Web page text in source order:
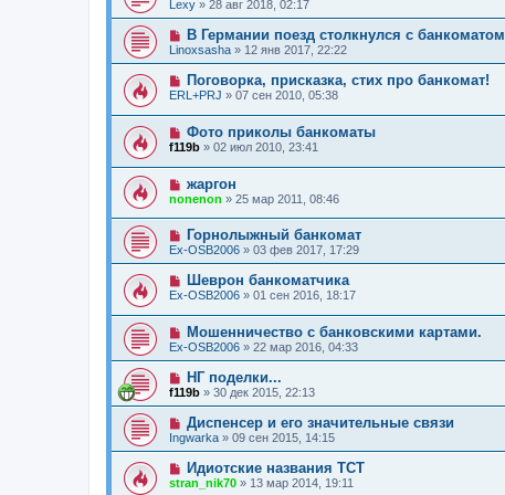
Lexy » 28 авг 2018, 02:17
В Германии поезд столкнулся с банкоматом
Linoxsasha » 12 янв 2017, 22:22
Поговорка, присказка, стих про банкомат!
ERL+PRJ » 07 сен 2010, 05:38
Фото приколы банкоматы
f119b » 02 июл 2010, 23:41
жаргон
nonenon » 25 мар 2011, 08:46
Горнолыжный банкомат
Ex-OSB2006 » 03 фев 2017, 17:29
Шеврон банкоматчика
Ex-OSB2006 » 01 сен 2016, 18:17
Мошенничество с банковскими картами.
Ex-OSB2006 » 22 мар 2016, 04:33
НГ поделки...
f119b » 30 дек 2015, 22:13
Диспенсер и его значительные связи
Ingwarka » 09 сен 2015, 14:15
Идиотские названия ТСТ
stran_nik70 » 13 мар 2014, 19:11